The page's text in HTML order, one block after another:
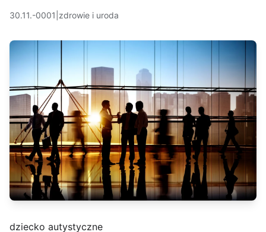
30.11.-0001 zdrowie i uroda
dziecko autystyczne